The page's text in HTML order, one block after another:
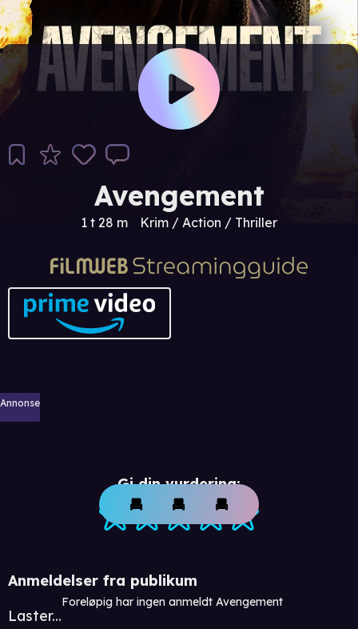
Avengement
1 t 28 m Krim / Action / Thriller
Annonse
Gi din vurdering:
Anmeldelser fra publikum
Laster...
Foreløpig har ingen anmeldt Avengement